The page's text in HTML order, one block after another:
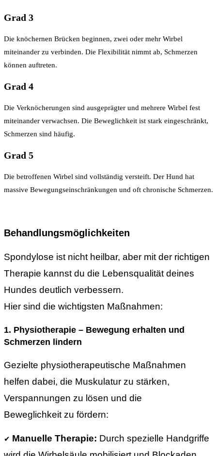
Grad 3
Die knöchernen Brücken beginnen, zwei oder mehr Wirbel
miteinander zu verbinden. Die Flexibilität nimmt ab, Schmerzen
können auftreten.
Grad 4
Die Verknöcherungen sind ausgeprägter und mehrere Wirbel fest
miteinander verwachsen. Die Beweglichkeit ist stark eingeschränkt,
Schmerzen sind häufig.
Grad 5
Die betroffenen Wirbel sind vollständig versteift. Der Hund hat
massive Bewegungseinschränkungen und oft chronische Schmerzen.
Behandlungsmöglichkeiten
Spondylose ist nicht heilbar, aber mit der richtigen
Therapie kannst du die Lebensqualität deines
Hundes deutlich verbessern.
Hier sind die wichtigsten Maßnahmen:
1. Physiotherapie – Bewegung erhalten und
Schmerzen lindern
Gezielte physiotherapeutische Maßnahmen
helfen dabei, die Muskulatur zu stärken,
Verspannungen zu lösen und die
Beweglichkeit zu fördern:
✔ Manuelle Therapie: Durch spezielle Handgriffe